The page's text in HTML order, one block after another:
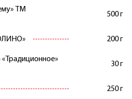
ТМ
500 г
200 г
30 г
250 г